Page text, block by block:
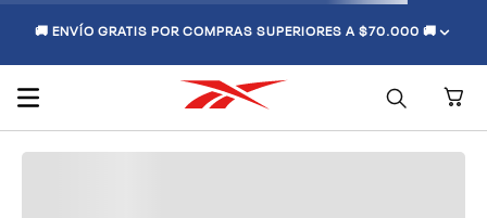
🚚 ENVÍO GRATIS POR COMPRAS SUPERIORES A $70.000 🚚